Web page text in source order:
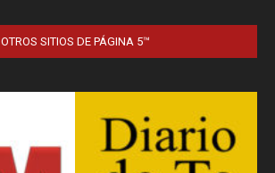
OTROS SITIOS DE PÁGINA 5™